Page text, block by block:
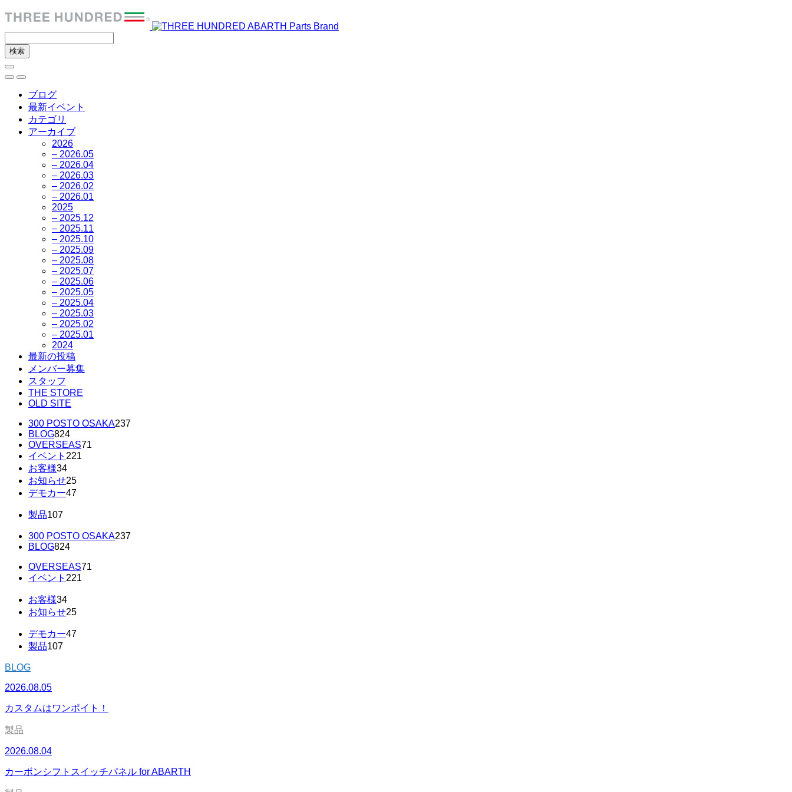
ブログ
最新イベント
カテゴリ
アーカイブ
2026
– 2026.05
– 2026.04
– 2026.03
– 2026.02
– 2026.01
2025
– 2025.12
– 2025.11
– 2025.10
– 2025.09
– 2025.08
– 2025.07
– 2025.06
– 2025.05
– 2025.04
– 2025.03
– 2025.02
– 2025.01
2024
最新の投稿
メンバー募集
スタッフ
THE STORE
OLD SITE
300 POSTO OSAKA237
BLOG824
OVERSEAS71
イベント 221
お客様34
お知らせ25
デモカー47
製品107
300 POSTO OSAKA237
BLOG824
OVERSEAS71
イベント 221
お客様34
お知らせ25
デモカー47
製品107
BLOG
2026.08.05
カスタムはワンポイト！
製品
2026.08.04
カーボンシフトスイッチパネル for ABARTH